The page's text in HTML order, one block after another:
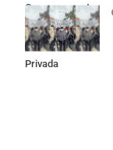
Congreso contra
la Ley de
Propiedad
Privada